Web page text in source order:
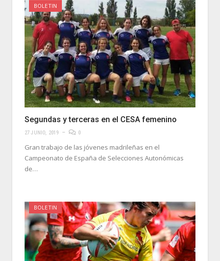
BOLETIN
Segundas y terceras en el CESA femenino
27 JUNIO, 2019 0
Gran trabajo de las jóvenes madrileñas en el
Campeonato de España de Selecciones Autonómicas
de…
BOLETIN